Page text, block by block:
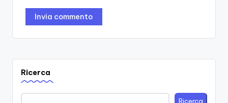
Ricerca
Ricerca